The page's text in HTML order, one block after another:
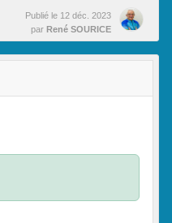
Publié le 12 déc. 2023
par René SOURICE